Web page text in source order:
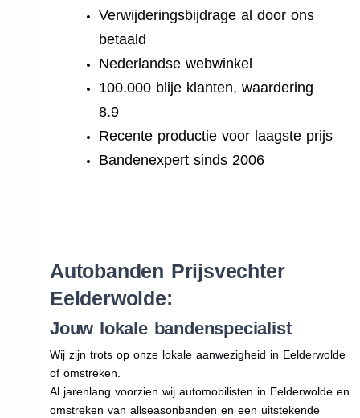
Verwijderingsbijdrage al door ons
betaald
Nederlandse webwinkel
100.000 blije klanten, waardering
8.9
Recente productie voor laagste prijs
Bandenexpert sinds 2006
Autobanden Prijsvechter
Eelderwolde:
Jouw lokale bandenspecialist
Wij zijn trots op onze lokale aanwezigheid in Eelderwolde
of omstreken.
Al jarenlang voorzien wij automobilisten in Eelderwolde en
omstreken van allseasonbanden en een uitstekende